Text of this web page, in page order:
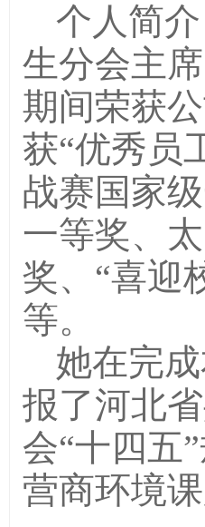
个人简
生分会主
期间荣获
获“优秀员
战赛国家
一等奖、
奖、“喜迎
等。
她在完
报了河北
会“十四五
营商环境